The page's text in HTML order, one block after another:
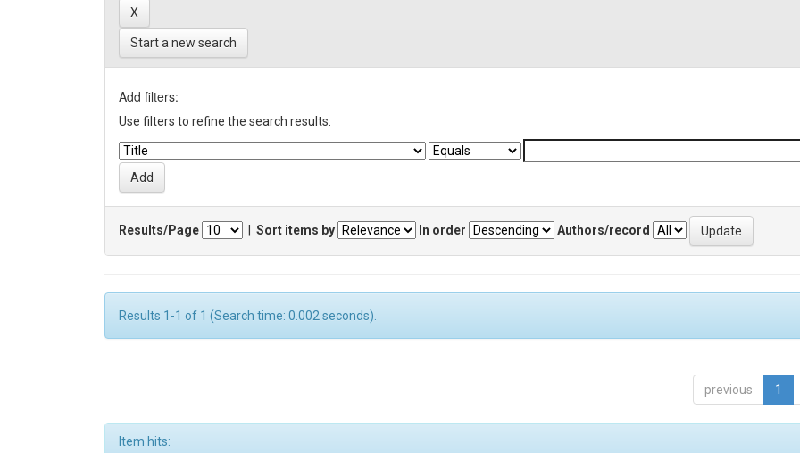
Start a new search
Add filters:
Use filters to refine the search results.
Results/Page Sort items by In order Authors/record
Results 1-1 of 1 (Search time: 0.002 seconds).
previous 1
Item hits: